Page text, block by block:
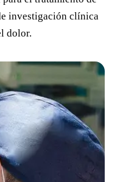
investigación clínica
dolor.